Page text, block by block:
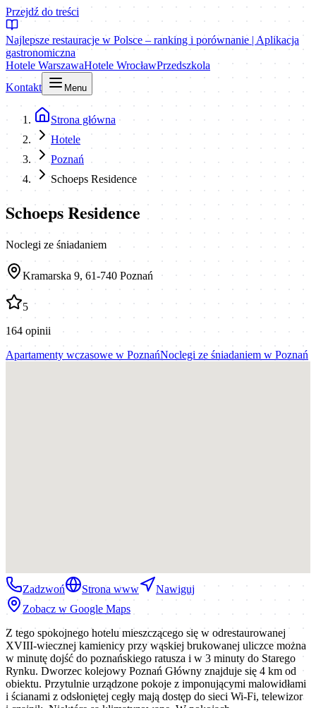
Przejdź do treści
Najlepsze restauracje w Polsce – ranking i porównanie | Aplikacja
gastronomiczna
Hotele WarszawaHotele WrocławPrzedszkola
Kontakt
Menu
Strona główna
Hotele
Poznań
Schoeps Residence
Schoeps Residence
Noclegi ze śniadaniem
Kramarska 9, 61-740 Poznań
5
164 opinii
Apartamenty wczasowe w PoznańNoclegi ze śniadaniem w Poznań
Zadzwoń Strona www
Nawiguj
Zobacz w Google Maps
Z tego spokojnego hotelu mieszczącego się w odrestaurowanej
XVIII-wiecznej kamienicy przy wąskiej brukowanej uliczce można
w minutę dojść do poznańskiego ratusza i w 3 minuty do Starego
Rynku. Dworzec kolejowy Poznań Główny znajduje się 4 km od
obiektu. Przytulnie urządzone pokoje z imponującymi malowidłami
i ścianami z odsłoniętej cegły mają dostęp do sieci Wi-Fi, telewizor